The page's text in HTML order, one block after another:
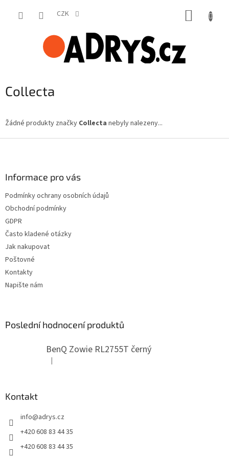
CZK
Collecta
Žádné produkty značky Collecta nebyly nalezeny...
Informace pro vás
Podmínky ochrany osobních údajů
Obchodní podmínky
GDPR
Často kladené otázky
Jak nakupovat
Poštovné
Kontakty
Napište nám
Poslední hodnocení produktů
BenQ Zowie RL2755T černý
Hodnocení produktu je 5 z 5 hvězdiček.
|
Kontakt
info@adrys.cz
+420 608 83 44 35
+420 608 83 44 35